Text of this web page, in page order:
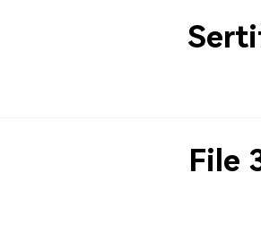
File